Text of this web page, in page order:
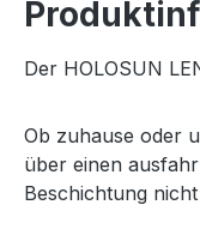
Der HOLOSUN
Ob zuhause oder
über einen
Beschichtung